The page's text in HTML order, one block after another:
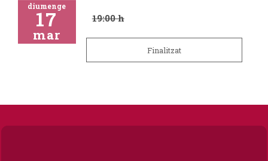
diumenge
17
mar
19:00 h
Finalitzat